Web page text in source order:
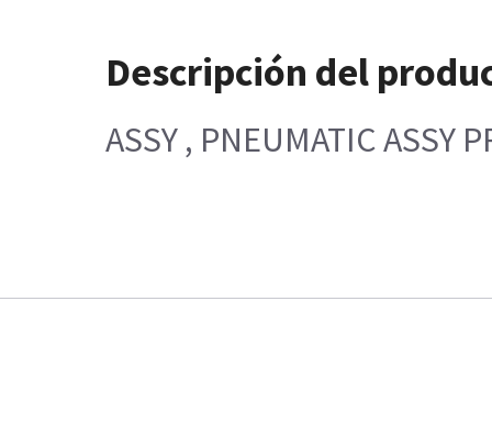
Descripción del
ASSY , PNEUMATIC ASSY